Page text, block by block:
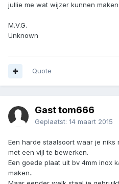
jullie me wat wijzer kunnen maken.
M.V.G.
Unknown
Quote
Gast tom666
Geplaatst: 14 maart 2015
Een harde staalsoort waar je niks
met een vijl te bewerken.
Een goede plaat uit bv 4mm inox
maken..